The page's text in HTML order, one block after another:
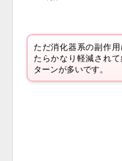
ただ消化器系の副作
たらかなり軽減され
ターンが多いです。